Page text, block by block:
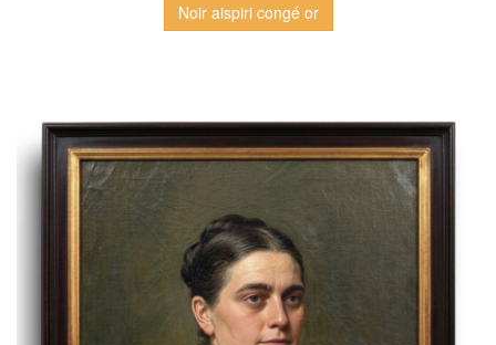
Noir aispiri congé or